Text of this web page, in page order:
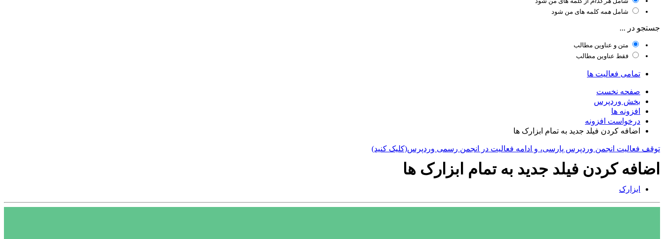
شامل همه کلمه های من شود
جستجو در ...
متن و عناوین مطالب
فقط عناوین مطالب
تمامی فعالیت ها
صفحه نخست
بخش وردپرس
افزونه ها
درخواست افزونه
اضافه کردن فیلد جدید به تمام ابزارک ها
توقف فعالیت انجمن وردپرس پارسی، و ادامه فعالیت در انجمن رسمی وردپرس(کلیک کنید)
اضافه کردن فیلد جدید به تمام ابزارک ها
ابزارک